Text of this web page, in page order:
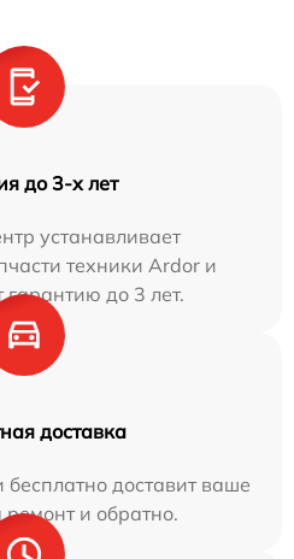
до 3-х лет
устанавливает
техники Ardor и
гарантию до 3 лет.
доставка
доставит ваше
ремонт и обратно.